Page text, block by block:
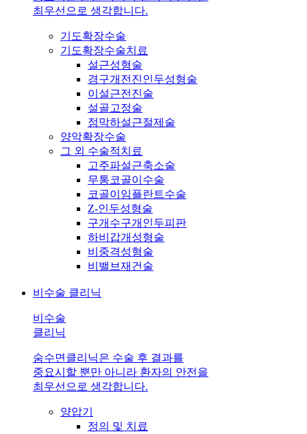
최우선으로 생각합니다.
기도확장수술
기도확장수술치료
설근성형술
경구개전진인두성형술
이설근전진술
설골고정술
점막하설근절제술
양악확장수술
그 외 수술적치료
고주파설근축소술
무통코골이수술
코골이임플란트수술
Z-인두성형술
구개수구개인두피판
하비갑개성형술
비중격성형술
비밸브재건술
비수술 클리닉
비수술
클리닉
숨수면클리닉은 수술 후 결과를
중요시할 뿐만 아니라 환자의 안전을
최우선으로 생각합니다.
양압기
정의 및 치료